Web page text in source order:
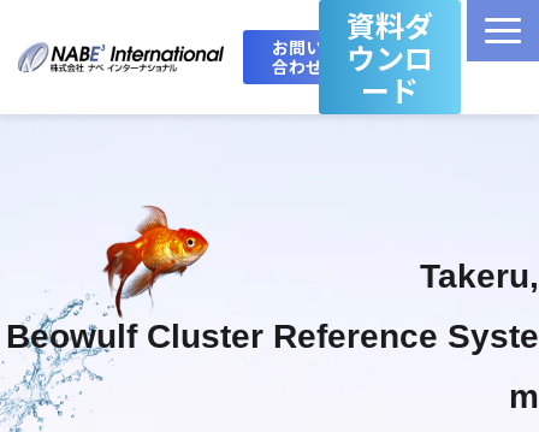
お問い
合わせ
資料ダ
ウンロ
ード
製品・サービス一覧
Takeru Boost 技術情報ブログ
会社概要
お問い合わせ
Takeru,
Beowulf Cluster Reference Syste
m